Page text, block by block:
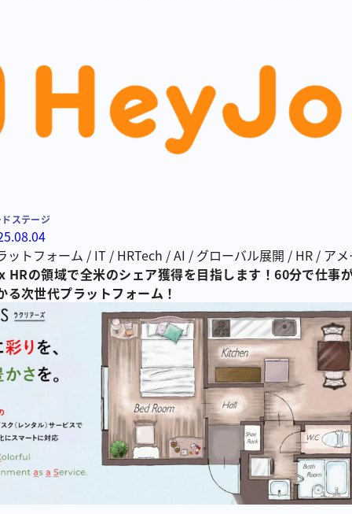
ステージ
ットフォーム / IT / HRTech /AI / グローバル展開 / HR/ ア
HRの領域で全米のシェア獲得を目指します！60分で仕事
る次世代プラットフォーム！